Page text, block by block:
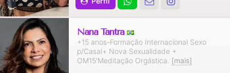
Nana Tantra
+15 anos-Formação Internacional Sexo
p/Casal+ Nova Sexualidade +
OM15'Meditação Orgástica. [mais]